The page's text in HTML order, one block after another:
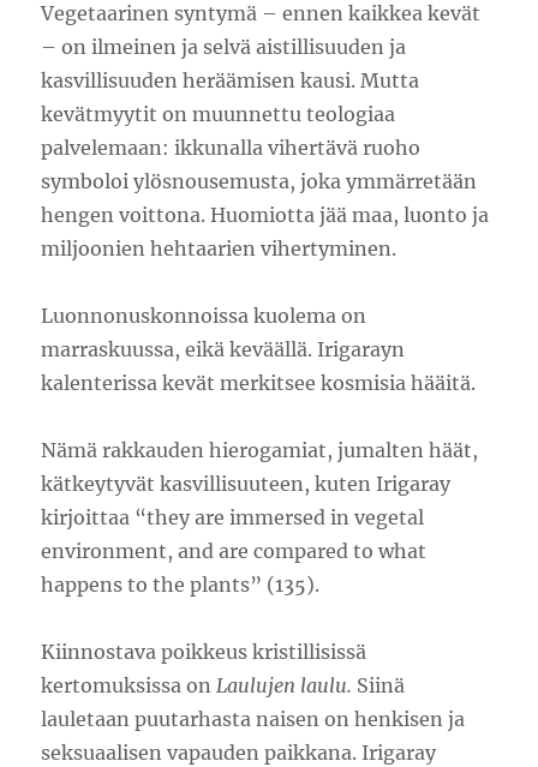
Vegetaarinen syntymä – ennen kaikkea kevät
– on ilmeinen ja selvä aistillisuuden ja
kasvillisuuden heräämisen kausi. Mutta
kevätmyytit on muunnettu teologiaa
palvelemaan: ikkunalla vihertävä ruoho
symboloi ylösnousemusta, joka ymmärretään
hengen voittona. Huomiotta jää maa, luonto ja
miljoonien hehtaarien vihertyminen.
Luonnonuskonnoissa kuolema on
marraskuussa, eikä keväällä. Irigarayn
kalenterissa kevät merkitsee kosmisia hääitä.
Nämä rakkauden hierogamiat, jumalten häät,
kätkeytyvät kasvillisuuteen, kuten Irigaray
kirjoittaa “they are immersed in vegetal
environment, and are compared to what
happens to the plants” (135).
Kiinnostava poikkeus kristillisissä
kertomuksissa onLaulujen laulu. Siinä
lauletaan puutarhasta naisen on henkisen ja
seksuaalisen vapauden paikkana. Irigaray